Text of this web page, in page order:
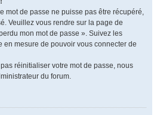
mot de passe ne puisse pas être récupéré,
Veuillez vous rendre sur la page de
mon mot de passe ». Suivez les
en mesure de pouvoir vous connecter de
réinitialiser votre mot de passe, nous
du forum.